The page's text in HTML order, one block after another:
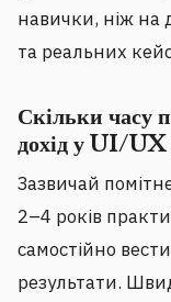
навички, ніж на
та реальних
Скільки часу
дохід у UI/UX
Зазвичай
2–4 років
самостійно
результати.